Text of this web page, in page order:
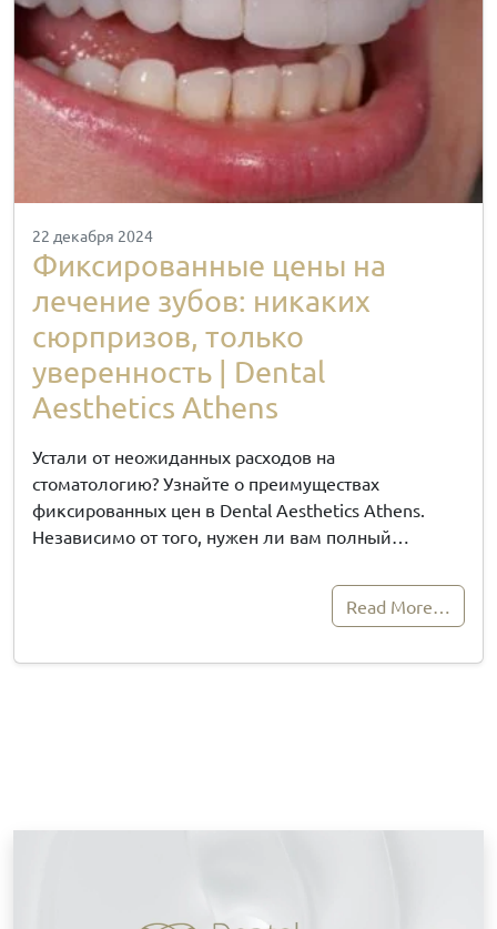
22 декабря 2024
Фиксированные цены на
лечение зубов: никаких
сюрпризов, только
уверенность | Dental
Aesthetics Athens
Устали от неожиданных расходов на
стоматологию? Узнайте о преимуществах
фиксированных цен в Dental Aesthetics Athens.
Независимо от того, нужен ли вам полный…
Read More…